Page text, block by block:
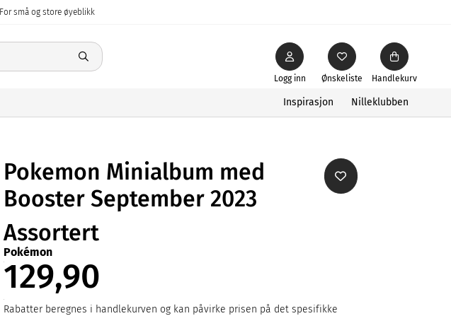
For små og store øyeblikk
Ønskeliste
Logg inn Handlekurv
Inspirasjon Nilleklubben
Pokemon Minialbum med
Booster September 2023
Assortert
Pokémon
129,90
Rabatter beregnes i handlekurven og kan påvirke prisen på det spesifikke